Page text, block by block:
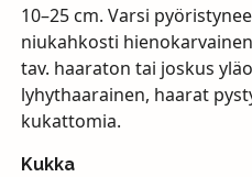
10–25 cm. Varsi
niukahkosti
tav. haaraton tai joskus
lyhythaarainen, haarat
kukattomia.
Kukka